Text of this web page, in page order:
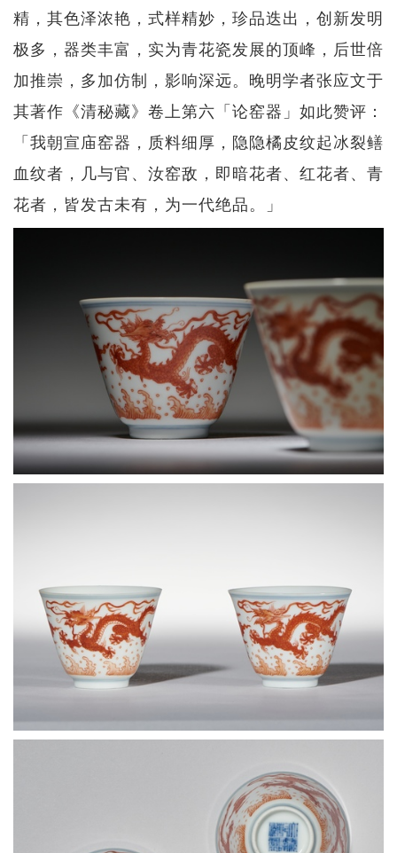
精，其色泽浓艳，式样精妙，珍品迭出，创新发明
极多，器类丰富，实为青花瓷发展的顶峰，后世倍
加推崇，多加仿制，影响深远。晚明学者张应文于
其著作《清秘藏》卷上第六「论窑器」如此赞评：
「我朝宣庙窑器，质料细厚，隐隐橘皮纹起冰裂鳝
血纹者，几与官、汝窑敌，即暗花者、红花者、青
花者，皆发古未有，为一代绝品。」